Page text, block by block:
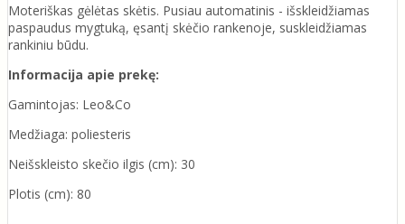
Moteriškas gėlėtas skėtis. Pusiau automatinis - išskleidžiamas
paspaudus mygtuką, ęsantį skėčio rankenoje, suskleidžiamas
rankiniu būdu.
Informacija apie prekę:
Gamintojas: Leo&Co
Medžiaga: poliesteris
Neišskleisto skečio ilgis (cm): 30
Plotis (cm): 80